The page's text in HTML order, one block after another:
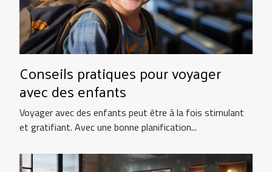
Conseils pratiques pour voyager
avec des enfants
Voyager avec des enfants peut être à la fois stimulant
et gratifiant. Avec une bonne planification...